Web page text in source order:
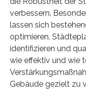
verbessern.
lassen sich
optimieren.
identifizieren und
wie effektiv und wie
Gebäude gezielt zu